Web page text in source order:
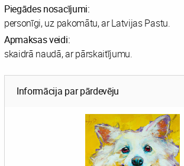
Piegādes nosacījumi:
personīgi, uz pakomātu, ar Latvijas Pastu.
Apmaksas veidi:
skaidrā naudā, ar pārskaitījumu.
Informācija par pārdevēju